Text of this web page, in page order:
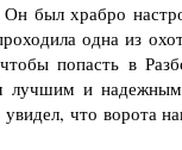
был храбро
одна из
попасть в
лучшим и
что ворота